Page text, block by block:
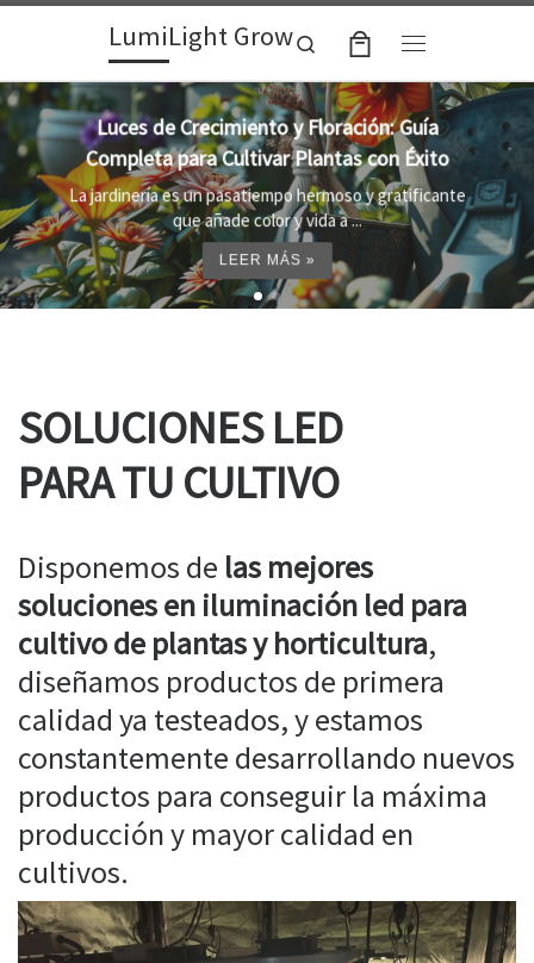
Skip to contentLumiLight Grow
Search
Lámparas para indoor: la clave para un
crecimiento óptimo de tus plantas
Al cultivar plantas en el interior, es importante
proporcionar el entorno adecuado ...
LEER MÁS »
SOLUCIONES LED
PARA TU CULTIVO
Disponemos de las mejores
soluciones en iluminación led para
cultivo de plantas y horticultura,
diseñamos productos de primera
calidad ya testeados, y estamos
constantemente desarrollando nuevos
productos para conseguir la máxima
producción y mayor calidad en
cultivos.